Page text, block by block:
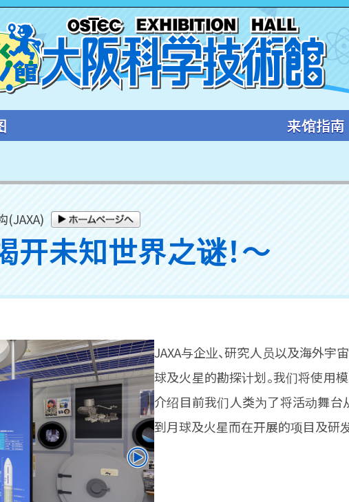
来馆指南
(JAXA)
未知世界之谜！～
JAXA与企业、研究人员以及海外宇
球及火星的勘探计划。我们将使用
介绍目前我们人类为了将活动舞台
到月球及火星而在开展的项目及研